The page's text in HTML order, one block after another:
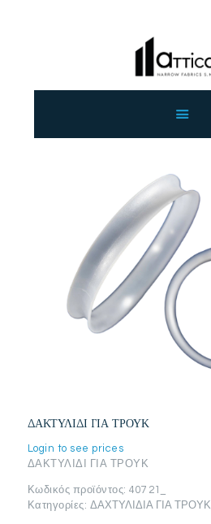
ΕΠΙΚΟΙΝΩΝΙΑ
ΧΟΝΔΡΙΚΗ
ΕΛΛΗΝΙΚΆ
ΔΑΚΤΥΛΙΔΙ ΓΙΑ ΤΡΟΥΚ
Login to see prices
ΔΑΚΤΥΛΙΔΙ ΓΙΑ ΤΡΟΥΚ
Κωδικός προϊόντος:407 21_
Κατηγορίες: ΔΑΧΤΥΛΙΔΙΑ ΓΙΑ ΤΡΟΥΚ